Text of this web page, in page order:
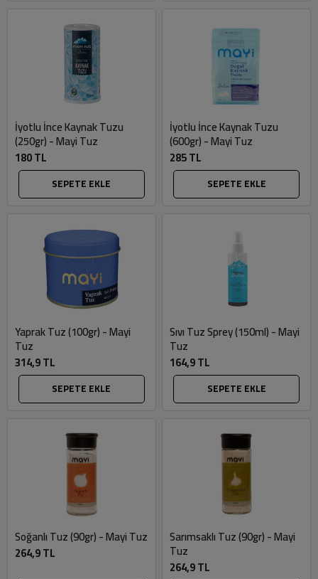
İyotlu İnce Kaynak Tuzu
(250gr) - Mayi Tuz
180 TL
SEPETE EKLE
İyotlu İnce Kaynak Tuzu
(600gr) - Mayi Tuz
285 TL
SEPETE EKLE
Yaprak Tuz (100gr) - Mayi
Tuz
314,9 TL
SEPETE EKLE
Sıvı Tuz Sprey (150ml) - Mayi
Tuz
164,9 TL
SEPETE EKLE
Soğanlı Tuz (90gr) - Mayi Tuz
264,9 TL
Sarımsaklı Tuz (90gr) - Mayi
Tuz
264,9 TL